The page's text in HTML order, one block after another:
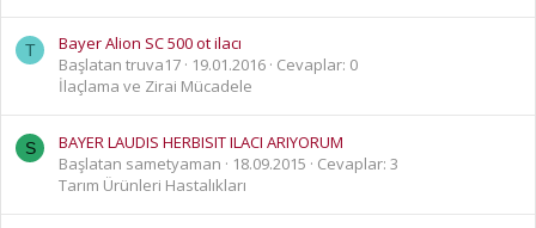
T
Bayer Alion SC 500 ot ilacı
Başlatan truva17
19.01.2016 Cevaplar: 0
İlaçlama ve Zirai Mücadele
S
BAYER LAUDIS HERBISIT ILACI ARIYORUM
Başlatan sametyaman
18.09.2015
Cevaplar: 3
Tarım Ürünleri Hastalıkları